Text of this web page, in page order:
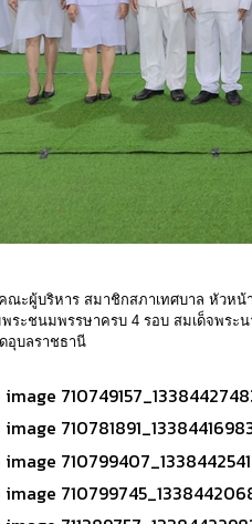
ะผู้บริหาร สมาชิกสภาเทศบาล หัวหน้
ระชนมพรรษาครบ 4 รอบ สมเด็จพร
อุบลราชธานี